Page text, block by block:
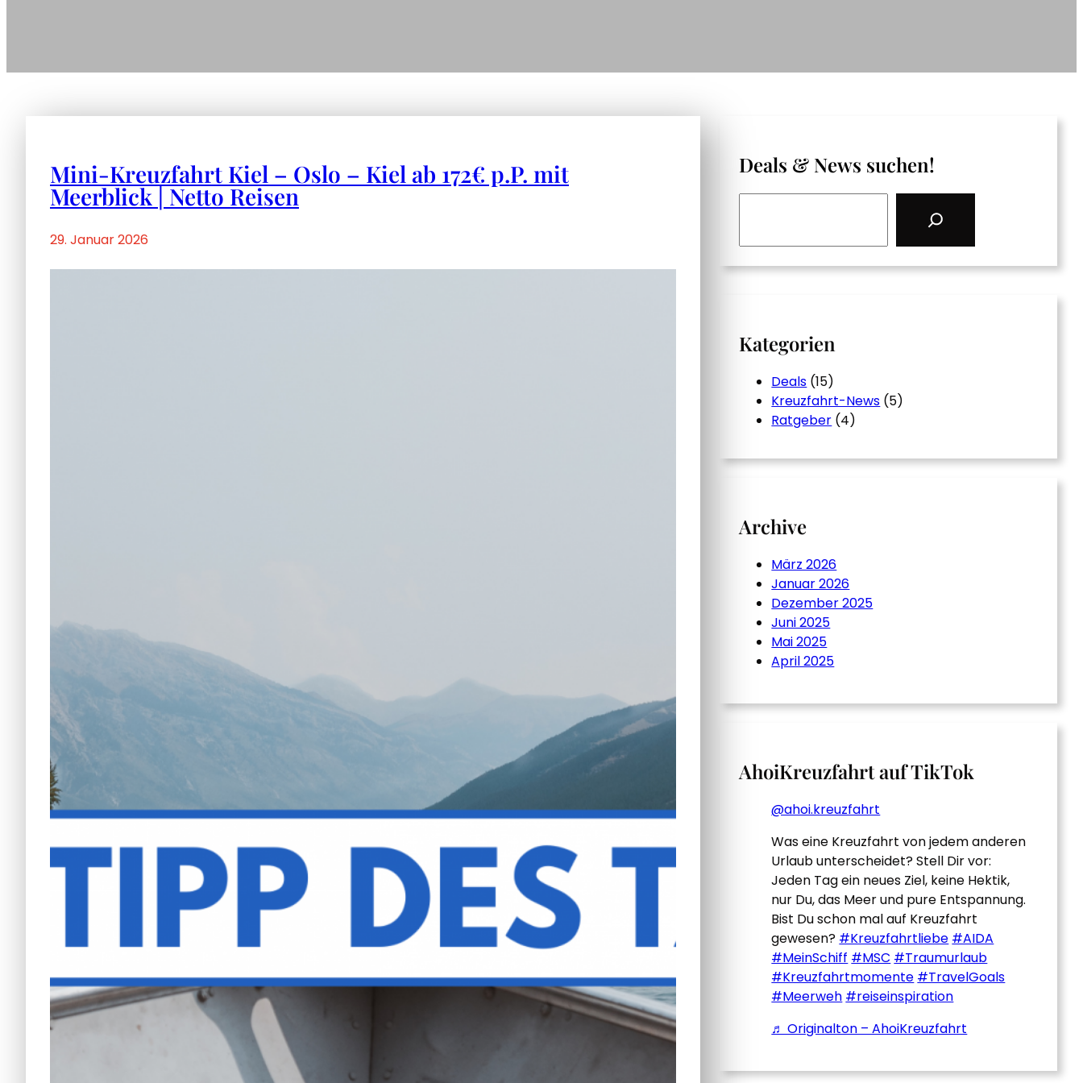
Mini-Kreuzfahrt Kiel – Oslo – Kiel ab 172€ p.P. mit
Meerblick | Netto Reisen
29. Januar 2026
Deals & News suchen!
Kategorien
Deals (15)
Kreuzfahrt-News (5)
Ratgeber (4)
Archive
März 2026
Januar 2026
Dezember 2025
Juni 2025
Mai 2025
April 2025
AhoiKreuzfahrt auf TikTok
@ahoi.kreuzfahrt
Was eine Kreuzfahrt von jedem anderen
Urlaub unterscheidet? Stell Dir vor:
Jeden Tag ein neues Ziel, keine Hektik,
nur Du, das Meer und pure Entspannung.
Bist Du schon mal auf Kreuzfahrt
gewesen? #Kreuzfahrtliebe #AIDA
#MeinSchiff #MSC #Traumurlaub
#Kreuzfahrtmomente #TravelGoals
#Meerweh #reiseinspiration
♬ Originalton – AhoiKreuzfahrt